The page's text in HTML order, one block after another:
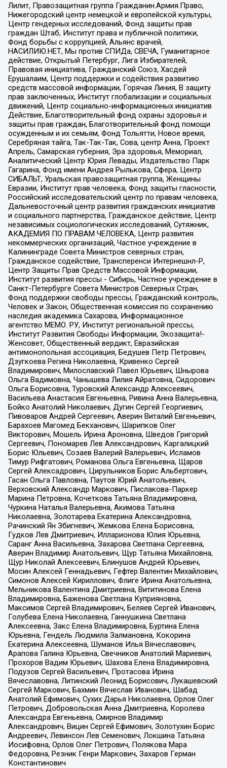
Лилит, Правозащитная группа Гражданин.Армия.Право,
Нижегородский центр немецкой и европейской культуры,
Центр гендерных исследований, Фонд защиты прав
граждан Штаб, Институт права и публичной политики,
Фонд борьбы с коррупцией, Альянс врачей,
НАСИЛИЮ.НЕТ, Мы против СПИДа, СВЕЧА, Гуманитарное
действие, Открытый Петербург, Лига Избирателей,
Правовая инициатива, Гражданский Союз, Хасдей
Ерушалаим, Центр поддержки и содействия развитию
средств массовой информации, Горячая Линия, В защиту
прав заключенных, Институт глобализации и социальных
движений, Центр социально-информационных инициатив
Действие, Благотворительный фонд охраны здоровья и
защиты прав граждан, Благотворительный фонд помощи
осужденным и их семьям, Фонд Тольятти, Новое время,
Серебряная тайга, Так-Так-Так, Сова, центр Анна, Проект
Апрель, Самарская губерния, Эра здоровья, Мемориал,
Аналитический Центр Юрия Левады, Издательство Парк
Гагарина, Фонд имени Андрея Рылькова, Сфера, Центр
СИБАЛЬТ, Уральская правозащитная группа, Женщины
Евразии, Институт прав человека, Фонд защиты гласности,
Российский исследовательский центр по правам человека,
Дальневосточный центр развития гражданских инициатив
и социального партнерства, Гражданское действие, Центр
независимых социологических исследований, Сутяжник,
АКАДЕМИЯ ПО ПРАВАМ ЧЕЛОВЕКА, Центр развития
некоммерческих организаций, Частное учреждение в
Калининграде Совета Министров северных стран,
Гражданское содействие, Трансперенси Интернешнл-Р,
Центр Защиты Прав Средств Массовой Информации,
Институт развития прессы - Сибирь, Частное учреждение в
Санкт-Петербурге Совета Министров Северных Стран,
Фонд поддержки свободы прессы, Гражданский контроль,
Человек и Закон, Общественная комиссия по сохранению
наследия академика Сахарова, Информационное
агентство МЕМО. РУ, Институт региональной прессы,
Институт Развития Свободы Информации, Экозащита!-
Женсовет, Общественный вердикт, Евразийская
антимонопольная ассоциация, Бедушев Петр Петрович,
Дзугкоева Регина Николаевна, Кривенко Сергей
Владимирович, Милославский Павел Юрьевич, Шнырова
Ольга Вадимовна, Чанышева Лилия Айратовна, Сидорович
Ольга Борисовна, Туровский Александр Алексеевич,
Васильева Анастасия Евгеньевна, Ривина Анна Валерьевна,
Бойко Анатолий Николаевич, Дугин Сергей Георгиевич,
Пивоваров Андрей Сергеевич, Аверин Виталий Евгеньевич,
Барахоев Магомед Бекханович, Шарипков Олег
Викторович, Мошель Ирина Ароновна, Шведов Григорий
Сергеевич, Пономарев Лев Александрович, Каргалицкий
Борис Юльевич, Созаев Валерий Валерьевич, Исламов
Тимур Рифгатович, Романова Ольга Евгеньевна, Щаров
Сергей Алексадрович, Цирульников Борис Альбертович,
Гасан Ольга Павловна, Паутов Юрий Анатольевич,
Верховский Александр Маркович, Пислакова-Паркер
Марина Петровна, Кочеткова Татьяна Владимировна,
Чуркина Наталья Валерьевна, Акимова Татьяна
Николаевна, Золотарева Екатерина Александровна,
Рачинский Ян Збигневич, Жемкова Елена Борисовна,
Гудков Лев Дмитриевич, Илларионова Юлия Юрьевна,
Саранг Анна Васильевна, Захарова Светлана Сергеевна,
Аверин Владимир Анатольевич, Щур Татьяна Михайловна,
Щур Николай Алексеевич, Блинушов Андрей Юрьевич,
Мосин Алексей Геннадьевич, Гефтер Валентин Михайлович,
Симонов Алексей Кириллович, Флиге Ирина Анатольевна,
Мельникова Валентина Дмитриевна, Вититинова Елена
Владимировна, Баженова Светлана Куприяновна,
Максимов Сергей Владимирович, Беляев Сергей Иванович,
Голубева Елена Николаевна, Ганнушкина Светлана
Алексеевна, Закс Елена Владимировна, Буртина Елена
Юрьевна, Гендель Людмила Залмановна, Кокорина
Екатерина Алексеевна, Шуманов Илья Вячеславович,
Арапова Галина Юрьевна, Свечников Анатолий Мариевич,
Прохоров Вадим Юрьевич, Шахова Елена Владимировна,
Подузов Сергей Васильевич, Протасова Ирина
Вячеславовна, Литинский Леонид Борисович, Лукашевский
Сергей Маркович, Бахмин Вячеслав Иванович, Шабад
Анатолий Ефимович, Сухих Дарья Николаевна, Орлов Олег
Петрович, Добровольская Анна Дмитриевна, Королева
Александра Евгеньевна, Смирнов Владимир
Александрович, Вицин Сергей Ефимович, Золотухин Борис
Андреевич, Левинсон Лев Семенович, Локшина Татьяна
Иосифовна, Орлов Олег Петрович, Полякова Мара
Федоровна, Резник Генри Маркович, Захаров Герман
Константинович